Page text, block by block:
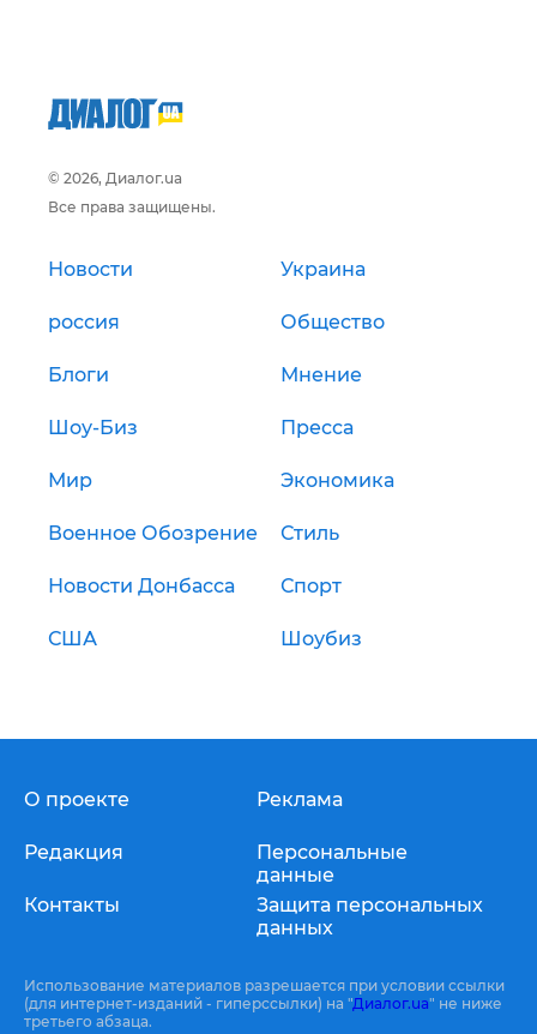
© 2026, Диалог.ua
Все права защищены.
Новости Украина
россия Общество
Блоги Мнение
Шоу-Биз Пресса
Мир Экономика
Военное Обозрение Стиль
Новости Донбасса Спорт
США Шоубиз
О проекте
Редакция
Контакты
Реклама
Персональные
данные
Защита персональных
данных
Использование материалов разрешается при условии ссылки
(для интернет-изданий - гиперссылки) на "Диалог.ua" не ниже
третьего абзаца.